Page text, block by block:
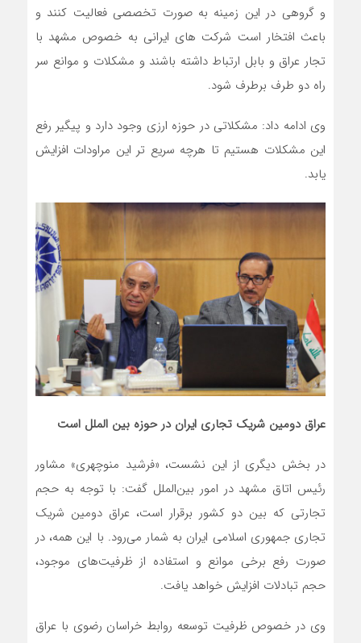
و گروهی در این زمینه به صورت تخصصی فعالیت کنند و
باعث افتخار است شرکت های ایرانی به خصوص مشهد با
تجار عراق و بابل ارتباط داشته باشند و مشکلات و موانع سر
راه دو طرف برطرف شود.
وی ادامه داد: مشکلاتی در حوزه ارزی وجود دارد و پیگیر رفع
این مشکلات هستیم تا هرچه سریع تر این مراودات افزایش
یابد.
عراق دومین شریک تجاری ایران در حوزه بین الملل است
در بخش دیگری از این نشست، «فرشید منوچهری» مشاور
رئیس اتاق مشهد در امور بین‌الملل گفت: با توجه به حجم
تجارتی که بین دو کشور برقرار است، عراق دومین شریک
تجاری جمهوری اسلامی ایران به شمار می‌رود. با این همه، در
صورت رفع برخی موانع و استفاده از ظرفیت‌های موجود،
حجم تبادلات افزایش خواهد یافت.
وی در خصوص ظرفیت توسعه روابط خراسان رضوی با عراق